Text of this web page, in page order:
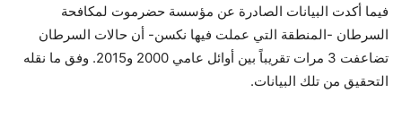
فيما أكدت البيانات الصادرة عن مؤسسة حضرموت لمكافحة
السرطان -المنطقة التي عملت فيها نكسن- أن حالات السرطان
تضاعفت 3 مرات تقريباً بين أوائل عامي 2000 و2015. وفق ما نقله
التحقيق من تلك البيانات.